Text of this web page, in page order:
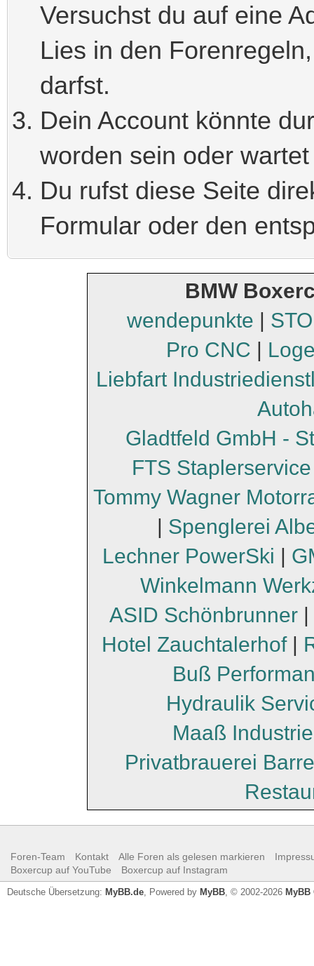
Versuchst du auf eine
Lies in den
darfst.
Dein Account könnte
worden sein oder
Du rufst diese Seite
Formular oder den
BMW
wendepunkte |
Pro CNC |
Liebfart
Gladtfeld GmbH -
FTS Staplerservice
Tommy Wagner
| Spenglerei
Lechner PowerSki |
Winkelmann
ASID Schönbrunner|
Hotel Zauchtalerhof|
Buß
Hydraulik
Maaß
Privatbrauerei Barre
Foren-Team Kontakt Alle Foren als gelesen markieren
Boxercup auf YouTube
Boxercup auf Instagram
Deutsche Übersetzung: MyBB.de, Powered by MyBB, © 2002-2026 MyBB